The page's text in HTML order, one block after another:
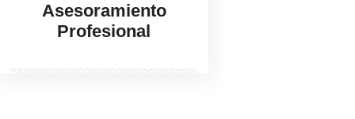
Asesoramiento
Profesional